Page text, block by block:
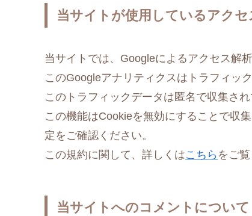
当サイトが使用しているアク
当サイトでは、Googleによるアクセス解
このGoogleアナリティクスはトラフィッ
このトラフィックデータは匿名で収集さ
この機能はCookieを無効にすることで収
定をご確認ください。
この規約に関して、詳しくはこちら をご覧
当サイトへのコメントについて